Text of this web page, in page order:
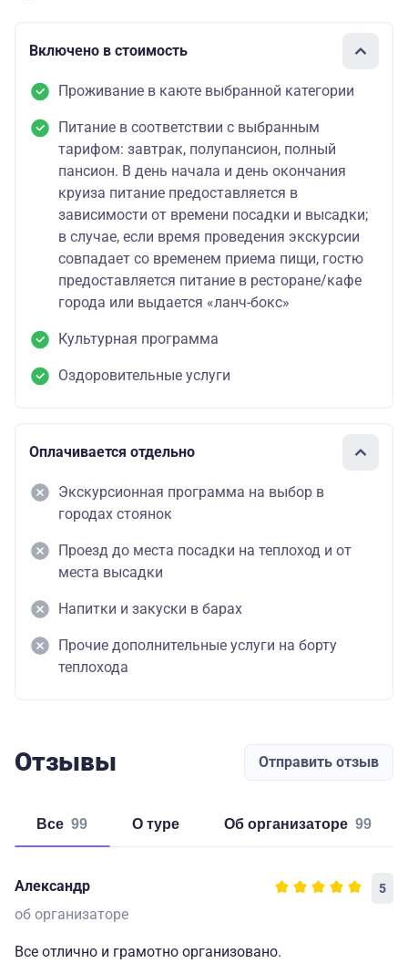
Включено в стоимость
Проживание в каюте выбранной категории
Питание в соответствии с выбранным
тарифом: завтрак, полупансион, полный
пансион. В день начала и день окончания
круиза питание предоставляется в
зависимости от времени посадки и высадки;
в случае, если время проведения экскурсии
совпадает со временем приема пищи, гостю
предоставляется питание в ресторане/кафе
города или выдается «ланч-бокс»
Культурная программа
Оздоровительные услуги
Оплачивается отдельно
Экскурсионная программа на выбор в
городах стоянок
Проезд до места посадки на теплоход и от
места высадки
Напитки и закуски в барах
Прочие дополнительные услуги на борту
теплохода
Отзывы Отправить отзыв
Все 99 о туре об организаторе 99
Александр 5
об организаторе
Все отлично и грамотно организовано.